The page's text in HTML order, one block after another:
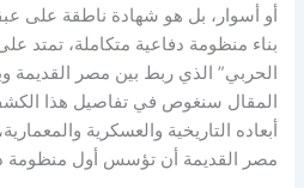
أو أسوار، بل هو شهادة ناطقة على
بناء منظومة دفاعية متكاملة،
الحربي” الذي ربط بين مصر القديمة
المقال سنغوص في تفاصيل هذا
أبعاده التاريخية والعسكرية
مصر القديمة أن تؤسس أول منظومة